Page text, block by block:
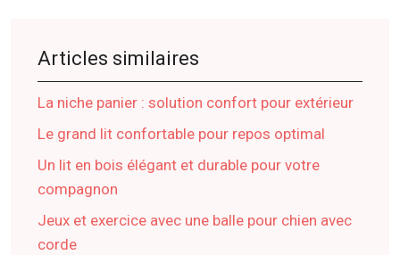
Articles similaires
La niche panier : solution confort pour extérieur
Le grand lit confortable pour repos optimal
Un lit en bois élégant et durable pour votre
compagnon
Jeux et exercice avec une balle pour chien avec
corde